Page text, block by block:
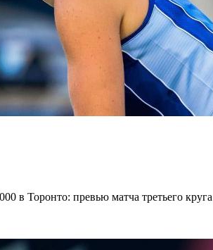
Торонто: превью матча третьего круга